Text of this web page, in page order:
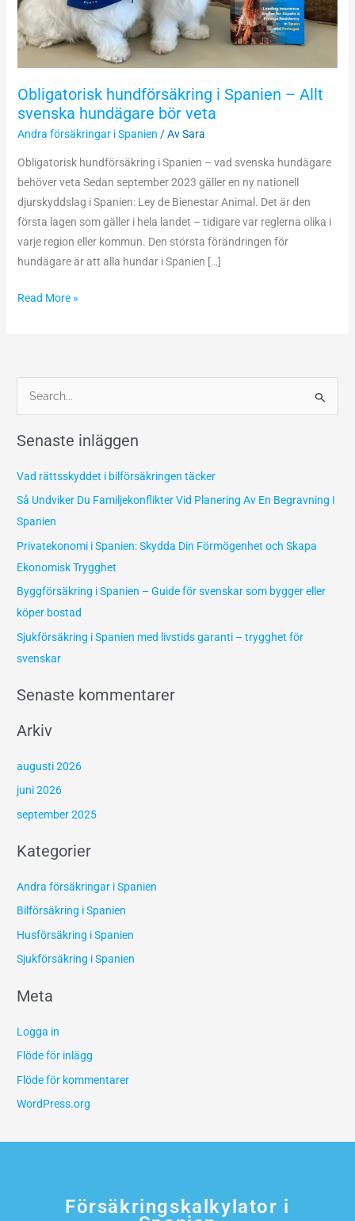
Obligatorisk hundförsäkring i Spanien – Allt
svenska hundägare bör veta
Andra försäkringar i Spanien / AvSara
Obligatorisk hundförsäkring i Spanien – vad svenska hundägare
behöver veta Sedan september 2023 gäller en ny nationell
djurskyddslag i Spanien: Ley de Bienestar Animal. Det är den
första lagen som gäller i hela landet – tidigare var reglerna olika i
varje region eller kommun. Den största förändringen för
hundägare är att alla hundar i Spanien […]
svenska
hundägare
bör
Read More »
k
f
t
e
r
:
Senaste inläggen
Vad rättsskyddet i bilförsäkringen täcker
Så Undviker Du Familjekonflikter Vid Planering Av En Begravning I
Spanien
Privatekonomi i Spanien: Skydda Din Förmögenhet och Skapa
Ekonomisk Trygghet
Byggförsäkring i Spanien – Guide för svenskar som bygger eller
köper bostad
Sjukförsäkring i Spanien med livstids garanti – trygghet för
svenskar
Senaste kommentarer
Arkiv
augusti 2026
juni 2026
september 2025
Kategorier
Andra försäkringar i Spanien
Bilförsäkring i Spanien
Husförsäkring i Spanien
Sjukförsäkring i Spanien
Meta
Logga in
Flöde för inlägg
Flöde för kommentarer
WordPress.org
Försäkringskalkylator i